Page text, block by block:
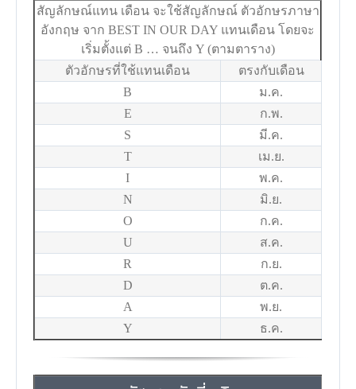
สัญลักษณ์แทน เดือน จะใช้สัญลักษณ์ ตัวอักษรภาษา
อังกฤษ จาก BEST IN OUR DAY แทนเดือน โดยจะ
เริ่มตั้งแต่ B … จนถึง Y (ตามตาราง)
ตัวอักษรที่ใช้แทนเดือน
ตรงกับเดือน
B
ม.ค.
E
ก.พ.
S
มี.ค.
T
เม.ย.
I
พ.ค.
N
มิ.ย.
O
ก.ค.
U
ส.ค.
R
ก.ย.
D
ต.ค.
A
พ.ย.
Y
ธ.ค.